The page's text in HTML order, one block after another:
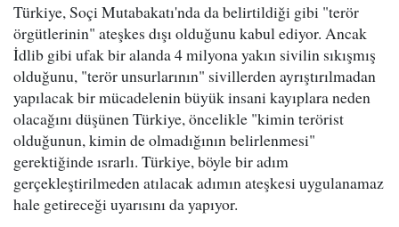
Türkiye, Soçi Mutabakatı'nda da belirtildiği gibi "terör
örgütlerinin" ateşkes dışı olduğunu kabul ediyor. Ancak
İdlib gibi ufak bir alanda 4 milyona yakın sivilin sıkışmış
olduğunu, "terör unsurlarının" sivillerden ayrıştırılmadan
yapılacak bir mücadelenin büyük insani kayıplara neden
olacağını düşünen Türkiye, öncelikle "kimin terörist
olduğunun, kimin de olmadığının belirlenmesi"
gerektiğinde ısrarlı. Türkiye, böyle bir adım
gerçekleştirilmeden atılacak adımın ateşkesi uygulanamaz
hale getireceği uyarısını da yapıyor.